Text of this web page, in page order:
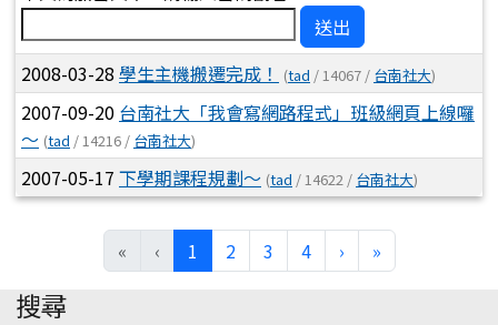
送出
2008-03-28 學生主機搬遷完成！ (tad / 14067 / 台南社大)
2007-09-20 台南社大「我會寫網路程式」班級網頁上線囉
～ (tad / 14216 / 台南社大)
2007-05-17 下學期課程規劃～ (tad / 14622 / 台南社大)
« ‹ 1 (current)
2 3 4 › »
:::
搜尋